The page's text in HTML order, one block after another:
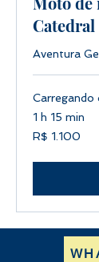
Catedral
Aventura
Carregando
1 h 15 min
1.100
Reais
R$ 1.100